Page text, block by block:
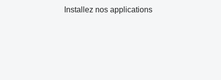
Installez nos applications